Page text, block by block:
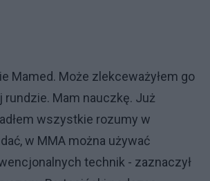
Mamed. Może zlekceważyłem go
Mam nauczkę. Już
wszystkie rozumy w
w MMA można używać
technik - zaznaczył